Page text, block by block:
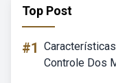
Top Post
#1
Controle Dos